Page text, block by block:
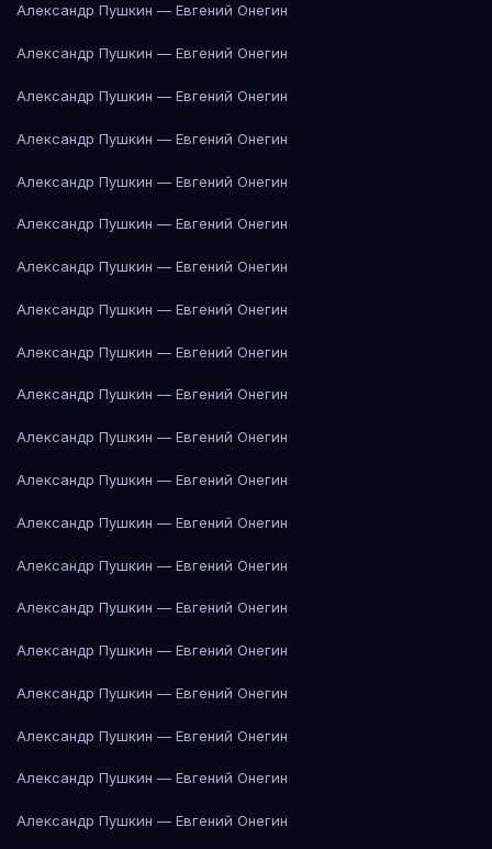
Александр Пушкин — Евгений Онегин
Александр Пушкин — Евгений Онегин
Александр Пушкин — Евгений Онегин
Александр Пушкин — Евгений Онегин
Александр Пушкин — Евгений Онегин
Александр Пушкин — Евгений Онегин
Александр Пушкин — Евгений Онегин
Александр Пушкин — Евгений Онегин
Александр Пушкин — Евгений Онегин
Александр Пушкин — Евгений Онегин
Александр Пушкин — Евгений Онегин
Александр Пушкин — Евгений Онегин
Александр Пушкин — Евгений Онегин
Александр Пушкин — Евгений Онегин
Александр Пушкин — Евгений Онегин
Александр Пушкин — Евгений Онегин
Александр Пушкин — Евгений Онегин
Александр Пушкин — Евгений Онегин
Александр Пушкин — Евгений Онегин
Александр Пушкин — Евгений Онегин